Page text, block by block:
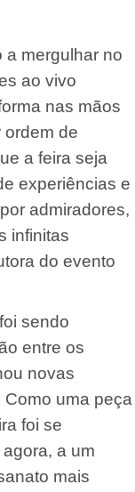
a mergulhar no
ao vivo
nas mãos
ordem de
a feira seja
experiências e
admiradores,
infinitas
do evento
sendo
entre os
novas
uma peça
foi se
a um
mais